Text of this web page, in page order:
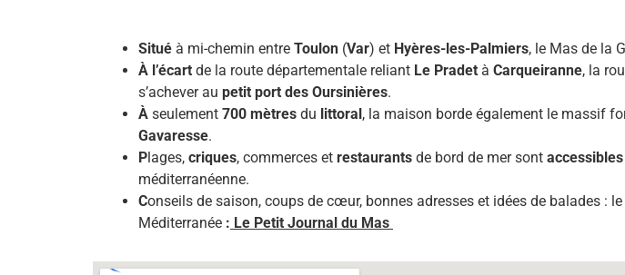
Situé à mi-chemin entre Toulon (Var) et Hyères-les-Palmiers, le Mas de la
À l’écart de la route départementale reliant Le Pradet à Carqueiranne, la
s’achever au petit port des Oursinières.
À seulement 700 mètres du littoral , la maison borde également le massif
Gavaresse.
P lages, criques, commerces et restaurants de bord de mer sont accessibles
méditerranéenne.
Conseils de saison, coups de cœur, bonnes adresses et idées de balades : le
Méditerranée : Le Petit Journal du Mas